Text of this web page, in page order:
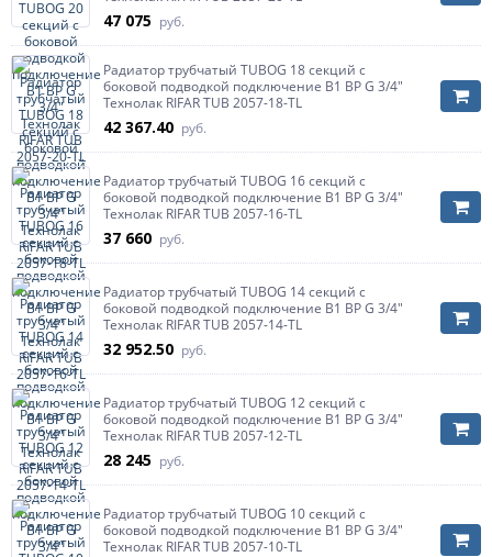
47 075 руб.
Радиатор трубчатый TUBOG 18 секций с
боковой подводкой подключение B1 ВР G 3/4"
Технолак RIFAR TUB 2057-18-TL
42 367.40 руб.
Радиатор трубчатый TUBOG 16 секций с
боковой подводкой подключение B1 ВР G 3/4"
Технолак RIFAR TUB 2057-16-TL
37 660 руб.
Радиатор трубчатый TUBOG 14 секций с
боковой подводкой подключение B1 ВР G 3/4"
Технолак RIFAR TUB 2057-14-TL
32 952.50 руб.
Радиатор трубчатый TUBOG 12 секций с
боковой подводкой подключение B1 ВР G 3/4"
Технолак RIFAR TUB 2057-12-TL
28 245 руб.
Радиатор трубчатый TUBOG 10 секций с
боковой подводкой подключение B1 ВР G 3/4"
Технолак RIFAR TUB 2057-10-TL